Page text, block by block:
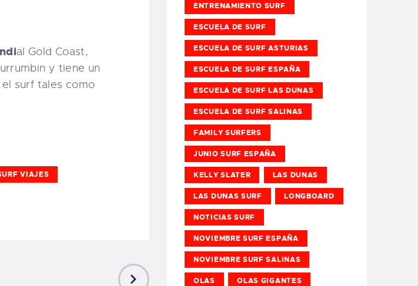
al Gold Coast,
y tiene un
surf tales como
VIAJES
ENTRENAMIENTO SURF
ESCUELA DE SURF
ESCUELA DE SURF ASTURIAS
ESCUELA DE SURF ESPAÑA
ESCUELA DE SURF LAS DUNAS
ESCUELA DE SURF SALINAS
FAMILY SURFERS
JUNIO SURF ESPAÑA
KELLY SLATER LAS DUNAS
LAS DUNAS SURF LONGBOARD
NOTICIAS SURF
NOVIEMBRE SURF ESPAÑA
NOVIEMBRE SURF SALINAS
OLAS OLAS GIGANTES